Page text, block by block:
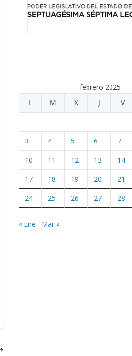
febrero 2025
L
M X J V
3 4 5 6 7
10 11 12 13 14
17 18 19 20 21
24 25 26 27 28
« Ene Mar »